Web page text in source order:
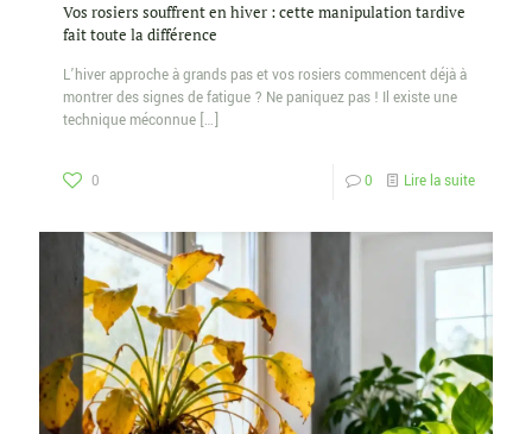
Vos rosiers souffrent en hiver : cette manipulation tardive
fait toute la différence
L’hiver approche à grands pas et vos rosiers commencent déjà à
montrer des signes de fatigue ? Ne paniquez pas ! Il existe une
technique méconnue […]
0 0 Lire la suite